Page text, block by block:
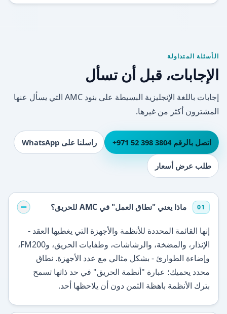
الأسئلة المتداولة
الإجابات، قبل أن تسأل
إجابات باللغة الإنجليزية البسيطة على بنود AMC التي يسأل عنها
المشترون أكثر من غيرها.
اتصل بالرقم ⁦+971 52 398 3804⁩ راسلنا على WhatsApp
طلب عرض أسعار
01 ماذا يعني "نطاق العمل" في AMC للحريق؟
إنها القائمة المحددة للأنظمة والأجهزة التي يغطيها العقد -
الإنذار، والمضخة، والرشاشات، وطفايات الحريق، وFM200،
وإضاءة الطوارئ - بشكل مثالي مع عدد الأجهزة. نطاق
محدد يحميك؛ عبارة "أنظمة الحريق" في حد ذاتها تسمح
بترك الأنظمة باهظة الثمن دون أن يلاحظها أحد.